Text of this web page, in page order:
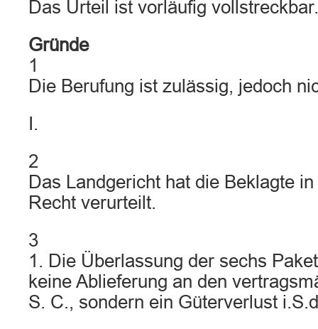
Das Urteil ist vorläufig vollstreckbar.
Gründe
1
Die Berufung ist zulässig, jedoch
I.
2
Das Landgericht hat die Beklagte
Recht verurteilt.
3
1. Die Überlassung der sechs
keine Ablieferung an den
S. C., sondern ein Güterverlust